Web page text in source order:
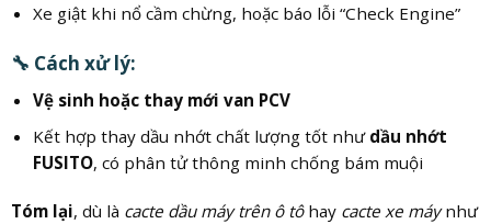
Xe giật khi nổ cầm chừng, hoặc báo lỗi “Check Engine”
🔧 Cách xử lý:
Vệ sinh hoặc thay mới van PCV
Kết hợp thay dầu nhớt chất lượng tốt như dầu nhớt
FUSITO, có phân tử thông minh chống bám muội
Tóm lại, dù là cacte dầu máy trên ô tôhay cacte xe máynhư